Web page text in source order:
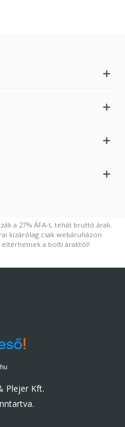
a 27% ÁFA-t, tehát bruttó árak.
kizárólag csak webáruházon
eltérhetnek a bolti áraktól!
Plejer Kft.